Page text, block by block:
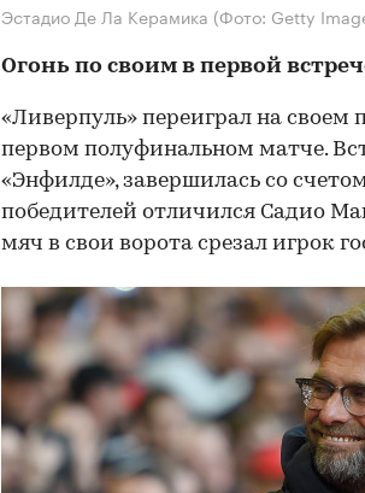
Эстадио Де Ла Керамика (Фото: Getty
Огонь по своим в первой
«Ливерпуль» переиграл на своем
первом полуфинальном матче.
«Энфилде», завершилась со
победителей отличился Садио
мяч в свои ворота срезал игрок